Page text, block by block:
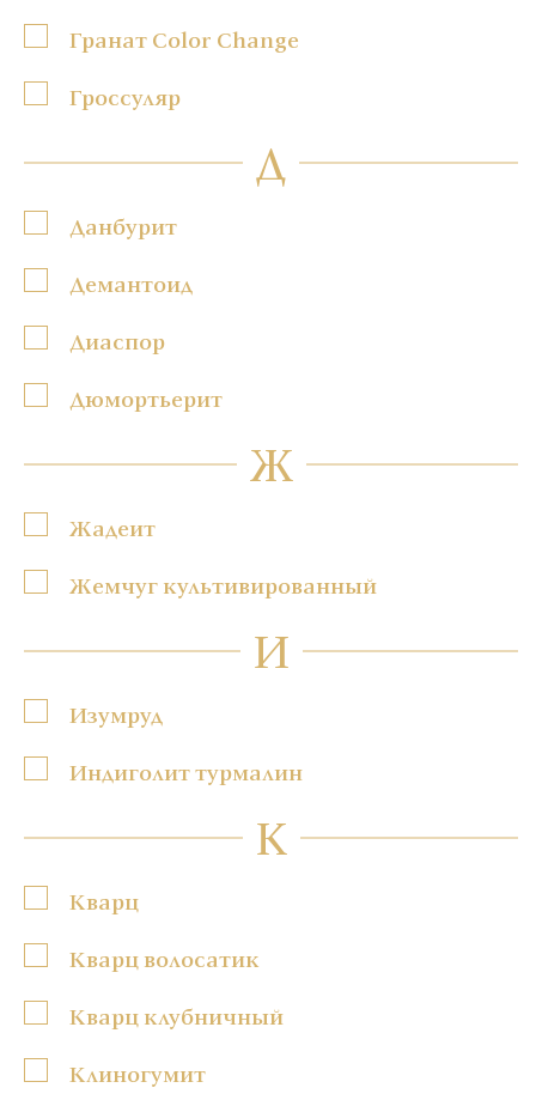
Гранат Color Change
Гроссуляр
Д
Данбурит
Демантоид
Диаспор
Дюмортьерит
Ж
Жадеит
Жемчуг культивированный
И
Изумруд
Индиголит турмалин
К
Кварц
Кварц волосатик
Кварц клубничный
Клиногумит